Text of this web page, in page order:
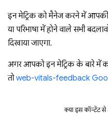
इन मेट्रिक को मैनेज करने में
या परिभाषा में होने वाले सभी
दिखाया जाएगा.
अगर आपको इन मेट्रिक के बारे में
तोweb-vitals-feedback
क्या इस कॉन्टेंट